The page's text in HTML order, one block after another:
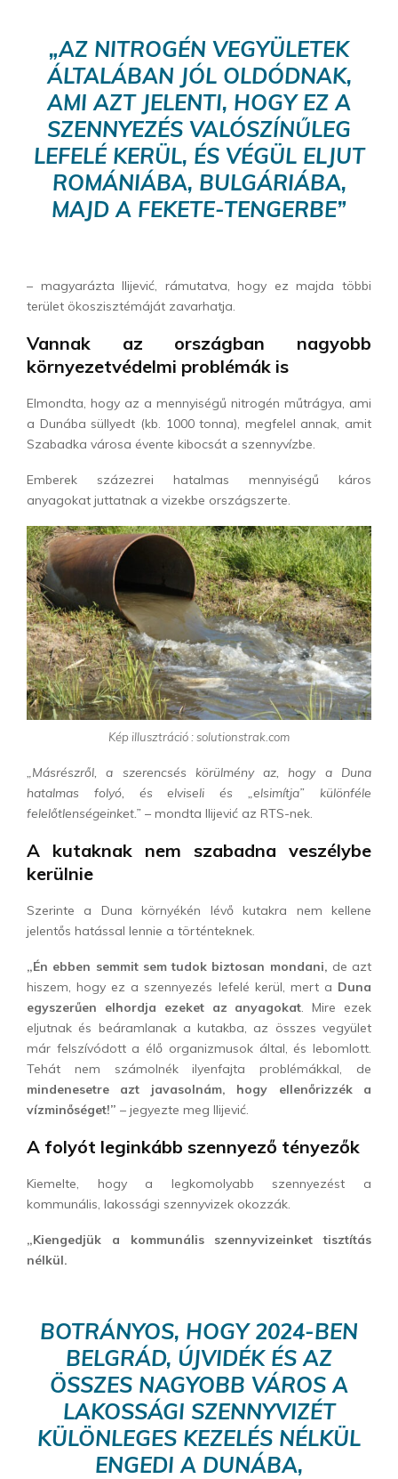
„AZ NITROGÉN VEGYÜLETEK
ÁLTALÁBAN JÓL OLDÓDNAK,
AMI AZT JELENTI, HOGY EZ A
SZENNYEZÉS VALÓSZÍNŰLEG
LEFELÉ KERÜL, ÉS VÉGÜL ELJUT
ROMÁNIÁBA, BULGÁRIÁBA,
MAJD A FEKETE-TENGERBE”
– magyarázta Ilijević, rámutatva, hogy ez majda többi
terület ökoszisztémáját zavarhatja.
Vannak az országban nagyobb
környezetvédelmi problémák is
Elmondta, hogy az a mennyiségű nitrogén műtrágya, ami
a Dunába süllyedt (kb. 1000 tonna), megfelel annak, amit
Szabadka városa évente kibocsát a szennyvízbe.
Emberek százezrei hatalmas mennyiségű káros
anyagokat juttatnak a vizekbe országszerte.
Kép illusztráció : solutionstrak.com
„Másrészről, a szerencsés körülmény az, hogy a Duna
hatalmas folyó, és elviseli és „elsimítja” különféle
felelőtlenségeinket.” – mondta Ilijević az RTS-nek.
A kutaknak nem szabadna veszélybe
kerülnie
Szerinte a Duna környékén lévő kutakra nem kellene
jelentős hatással lennie a történteknek.
„Én ebben semmit sem tudok biztosan mondani, de azt
hiszem, hogy ez a szennyezés lefelé kerül, mert a Duna
egyszerűen elhordja ezeket az anyagokat. Mire ezek
eljutnak és beáramlanak a kutakba, az összes vegyület
már felszívódott a élő organizmusok által, és lebomlott.
Tehát nem számolnék ilyenfajta problémákkal, de
mindenesetre azt javasolnám, hogy ellenőrizzék a
vízminőséget!” – jegyezte meg Ilijević.
A folyót leginkább szennyező tényezők
Kiemelte, hogy a legkomolyabb szennyezést a
kommunális, lakossági szennyvizek okozzák.
„Kiengedjük a kommunális szennyvizeinket tisztítás
nélkül.
BOTRÁNYOS, HOGY 2024-BEN
BELGRÁD, ÚJVIDÉK ÉS AZ
ÖSSZES NAGYOBB VÁROS A
LAKOSSÁGI SZENNYVIZÉT
KÜLÖNLEGES KEZELÉS NÉLKÜL
ENGEDI A DUNÁBA,